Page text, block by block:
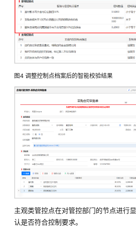
智
慧
教
育
云
平
台
决
方
案
拓
维
慧
教
育
平
台
图4 调整控制点档案后的智能校验结果
主观类管控点在对管控部门的节点进行
认是否符合控制要求。